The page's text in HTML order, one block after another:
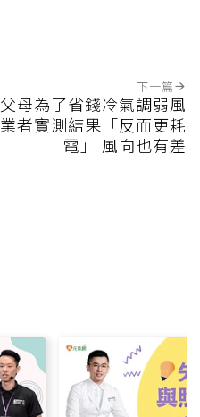
下一篇
父母為了省錢冷氣調弱風
業者實測結果「反而更耗
電」 風向也有差